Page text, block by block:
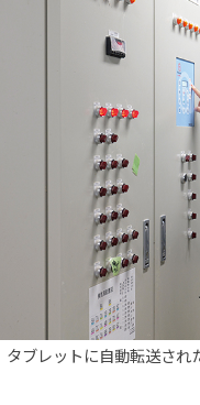
タブレットに自動転送され